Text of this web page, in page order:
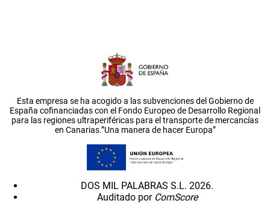
Esta empresa se ha acogido a las subvenciones del Gobierno de
España cofinanciadas con el Fondo Europeo de Desarrollo Regional
para las regiones ultraperiféricas para el transporte de mercancías
en Canarias.”Una manera de hacer Europa”
DOS MIL PALABRAS S.L. 2026.
Auditado por ComScore